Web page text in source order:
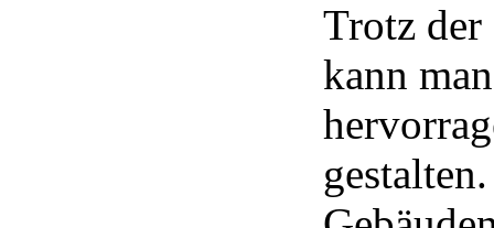
Trotz der
kann